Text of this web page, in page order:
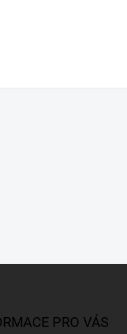
PRO VÁS